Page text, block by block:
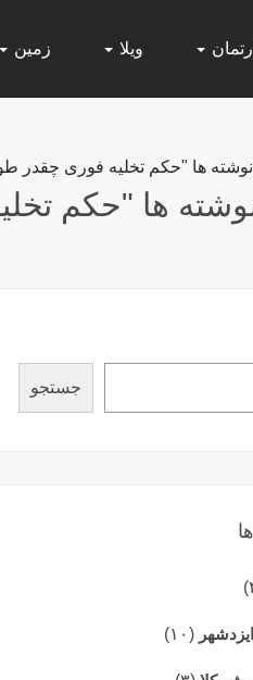
ویلا زمین
ها "حکم تخلیه فوری چقدر
ها "حکم
جستجو
(۱۰)